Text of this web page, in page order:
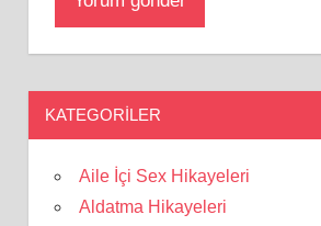
KATEGORILER
Aile İçi Sex Hikayeleri
Aldatma Hikayeleri